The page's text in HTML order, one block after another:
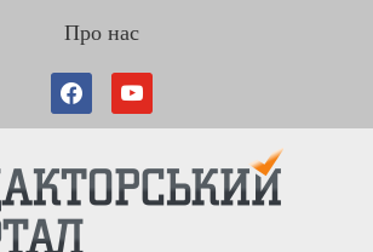
Про нас